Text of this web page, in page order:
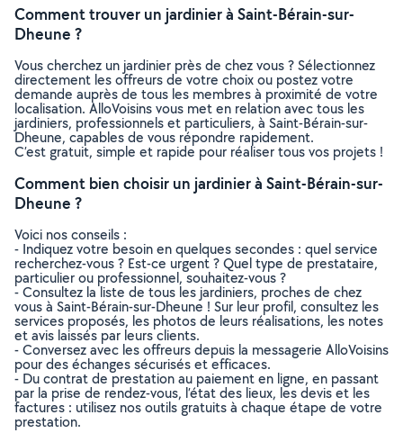
Comment trouver un jardinier à Saint-Bérain-sur-
Dheune ?
Vous cherchez un jardinier près de chez vous ? Sélectionnez
directement les offreurs de votre choix ou postez votre
demande auprès de tous les membres à proximité de votre
localisation. AlloVoisins vous met en relation avec tous les
jardiniers, professionnels et particuliers, à Saint-Bérain-sur-
Dheune, capables de vous répondre rapidement.
C’est gratuit, simple et rapide pour réaliser tous vos projets !
Comment bien choisir un jardinier à Saint-Bérain-sur-
Dheune ?
Voici nos conseils :
- Indiquez votre besoin en quelques secondes : quel service
recherchez-vous ? Est-ce urgent ? Quel type de prestataire,
particulier ou professionnel, souhaitez-vous ?
- Consultez la liste de tous les jardiniers, proches de chez
vous à Saint-Bérain-sur-Dheune ! Sur leur profil, consultez les
services proposés, les photos de leurs réalisations, les notes
et avis laissés par leurs clients.
- Conversez avec les offreurs depuis la messagerie AlloVoisins
pour des échanges sécurisés et efficaces.
- Du contrat de prestation au paiement en ligne, en passant
par la prise de rendez-vous, l’état des lieux, les devis et les
factures : utilisez nos outils gratuits à chaque étape de votre
prestation.